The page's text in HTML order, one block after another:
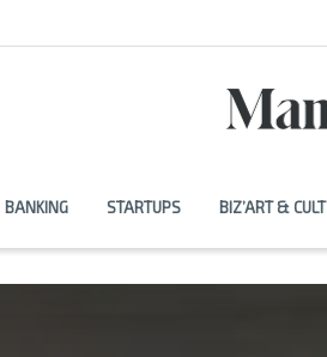
BANKING STARTUPS BIZ’ART & CULT